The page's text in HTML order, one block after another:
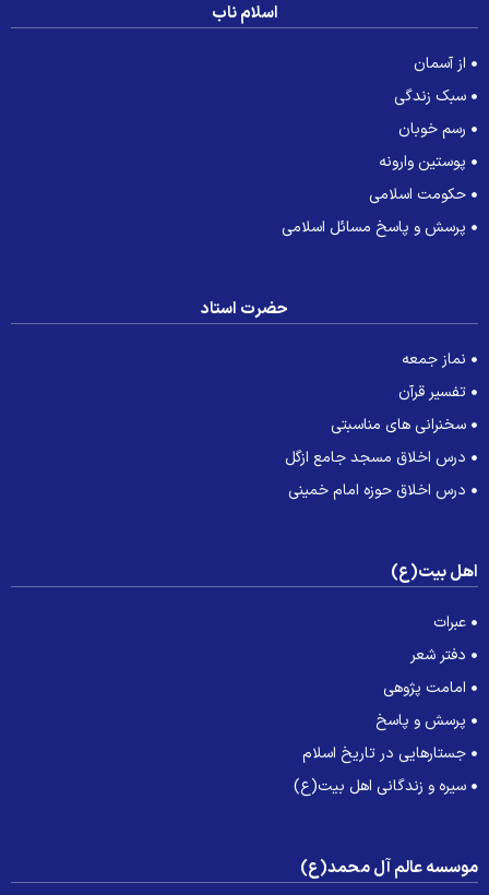
اسلام ناب
از آسمان
سبک زندگی
رسم خوبان
پوستین وارونه
حکومت اسلامی
پرسش و پاسخ مسائل اسلامی
حضرت استاد
نماز جمعه
تفسیر قرآن
سخنرانی های مناسبتی
درس اخلاق مسجد جامع ازگل
درس اخلاق حوزه امام خمینی
بیت(ع)
عبرات
دفتر شعر
امامت پژوهی
پرسش و پاسخ
جستارهایی در تاریخ اسلام
سیره و زندگانی اهل بیت(ع)
عالم آل محمد(ع)